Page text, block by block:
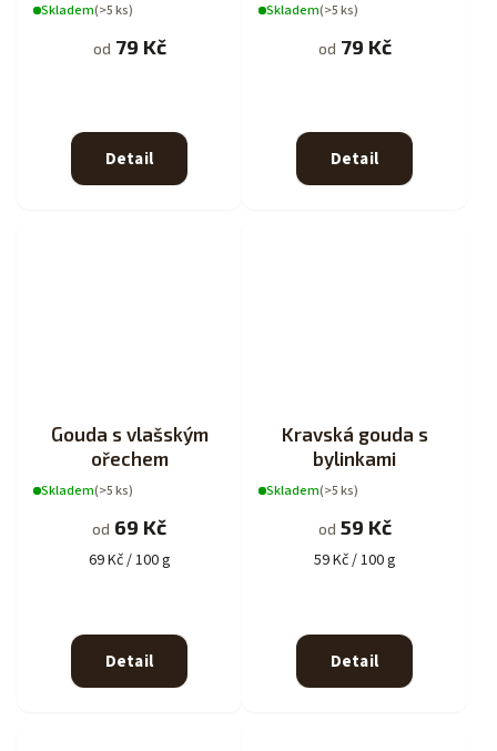
Skladem(>5 ks)
od 79 Kč
Detail
Skladem(>5 ks)
od 79 Kč
Detail
Gouda s vlašským
ořechem
Skladem(>5 ks)
od 69 Kč
69 Kč / 100 g
Detail
Kravská gouda s
bylinkami
Skladem(>5 ks)
od 59 Kč
59 Kč / 100 g
Detail